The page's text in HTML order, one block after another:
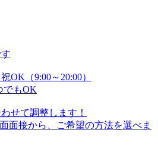
OK（9:00～20:00）
でもOK
せて調整します！
面接から、ご希望の方法を選べま